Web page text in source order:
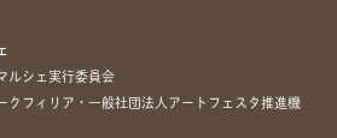
ルシェ実行委員会
クフィリア・一般社団法人アートフェスタ推進機